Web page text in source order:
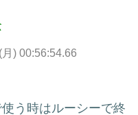
) 00:56:54.66
う時はルーシーで終